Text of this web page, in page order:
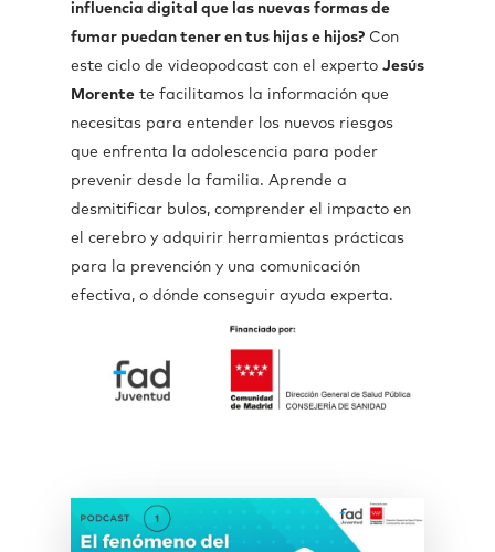
influencia digital que las nuevas formas de
fumar puedan tener en tus hijas e hijos? Con
este ciclo de videopodcast con el experto Jesús
Morente te facilitamos la información que
necesitas para entender los nuevos riesgos
que enfrenta la adolescencia para poder
prevenir desde la familia. Aprende a
desmitificar bulos, comprender el impacto en
el cerebro y adquirir herramientas prácticas
para la prevención y una comunicación
efectiva, o dónde conseguir ayuda experta.